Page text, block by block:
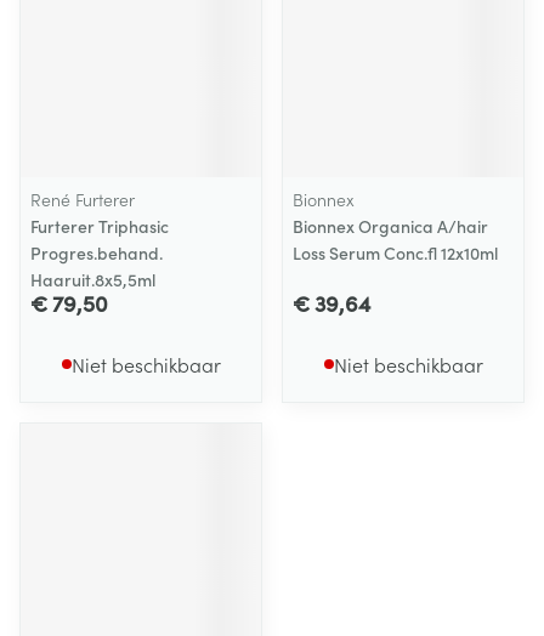
René Furterer
Furterer Triphasic
Progres.behand.
Haaruit.8x5,5ml
€ 79,50
Niet beschikbaar
Bionnex
Bionnex Organica A/hair
Loss Serum Conc.fl 12x10ml
€ 39,64
Niet beschikbaar